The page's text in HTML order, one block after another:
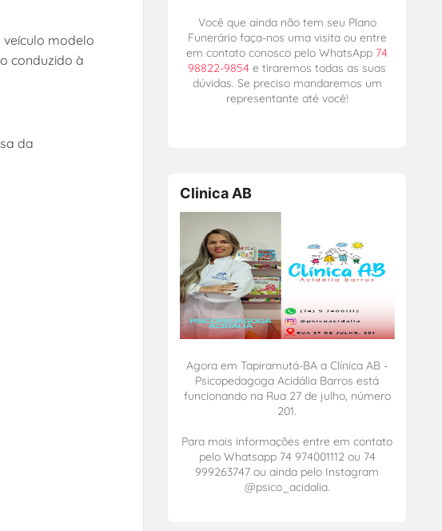
modelo
conduzido à
da
Você que ainda não tem seu Plano
Funerário faça-nos uma visita ou entre
em contato conosco pelo WhatsApp 74
98822-9854 e tiraremos todas as suas
dúvidas. Se preciso mandaremos um
representante até você!
Clinica AB
Agora em Tapiramutá-BA a Clínica AB -
Psicopedagoga Acidália Barros está
funcionando na Rua 27 de julho, número
201.
Para mais informações entre em contato
pelo Whatsapp 74 974001112 ou 74
999263747 ou ainda pelo Instagram
@psico_acidalia.